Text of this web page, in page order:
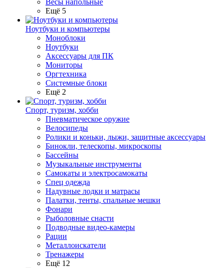
Весы напольные
Ещё 5
Ноутбуки и компьютеры
Моноблоки
Ноутбуки
Аксессуары для ПК
Мониторы
Оргтехника
Системные блоки
Ещё 2
Спорт, туризм, хобби
Пневматическое оружие
Велосипеды
Ролики и коньки, лыжи, защитные аксессуары
Бинокли, телескопы, микроскопы
Бассейны
Музыкальные инструменты
Самокаты и электросамокаты
Спец одежда
Надувные лодки и матрасы
Палатки, тенты, спальные мешки
Фонари
Рыболовные снасти
Подводные видео-камеры
Рации
Металлоискатели
Тренажеры
Ещё 12